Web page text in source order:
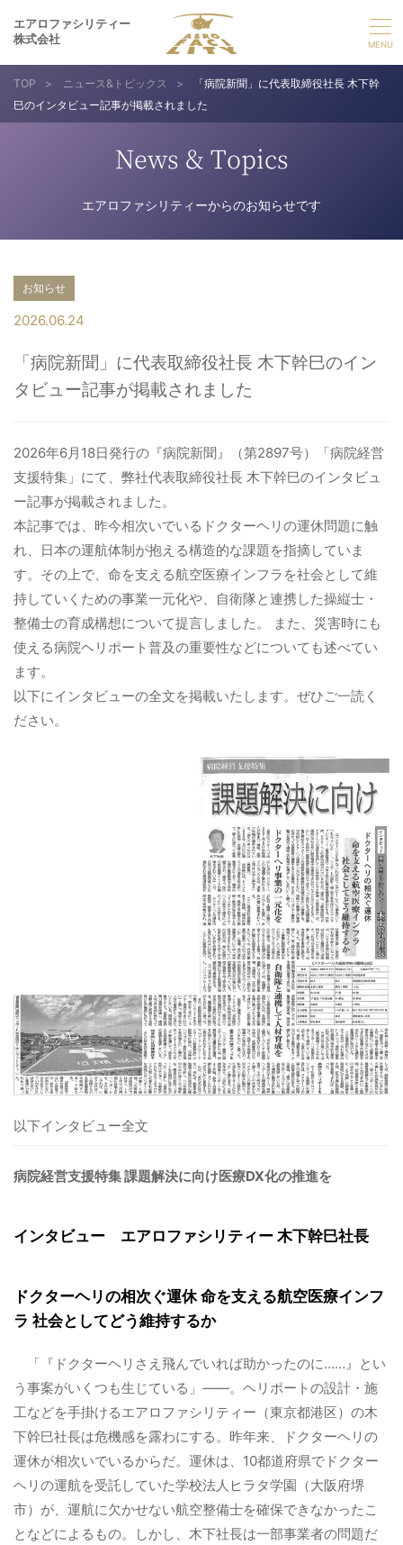
エアロファシリティー
株式会社
選ばれる理由
お問い合わせ
病院関係者の方
自治体関係者の方
設計及び建築関係者の方
English
TOP > ニュース&トピックス >
「病院新聞」に代表取締役社長 木下幹
巳のインタビュー記事が掲載されました
News & Topics
エアロファシリティーからのお知らせです
お知らせ
2026.06.24
「病院新聞」に代表取締役社長 木下幹巳のイン
タビュー記事が掲載されました
2026年6月18日発行の『病院新聞』（第2897号）「病院経営
支援特集」にて、弊社代表取締役社長 木下幹巳のインタビュ
ー記事が掲載されました。
本記事では、昨今相次いでいるドクターヘリの運休問題に触
れ、日本の運航体制が抱える構造的な課題を指摘していま
す。その上で、命を支える航空医療インフラを社会として維
持していくための事業一元化や、自衛隊と連携した操縦士・
整備士の育成構想について提言しました。 また、災害時にも
使える病院ヘリポート普及の重要性などについても述べてい
ます。
以下にインタビューの全文を掲載いたします。ぜひご一読く
ださい。
以下インタビュー全文
病院経営支援特集 課題解決に向け医療DX化の推進を
インタビュー エアロファシリティー 木下幹巳社長
ドクターヘリの相次ぐ運休 命を支える航空医療インフ
ラ 社会としてどう維持するか
「『ドクターヘリさえ飛んでいれば助かったのに……』とい
う事案がいくつも生じている」――。 ヘリポートの設計・施
工などを手掛けるエアロファシリティー（東京都港区）の木
下幹巳社長は危機感を露わにする。 昨年来、ドクターヘリの
運休が相次いでいるからだ。 運休は、10都道府県でドクター
ヘリの運航を受託していた学校法人ヒラタ学園（大阪府堺
市）が、運航に欠かせない航空整備士を確保できなかったこ
となどによるもの。
しかし、木下社長は一部事業者の問題だ